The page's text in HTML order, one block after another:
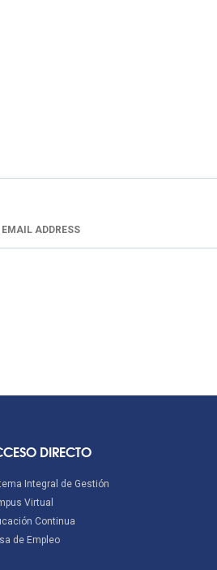
DIRECTO
Integral de Gestión
Virtual
Continua
de Empleo